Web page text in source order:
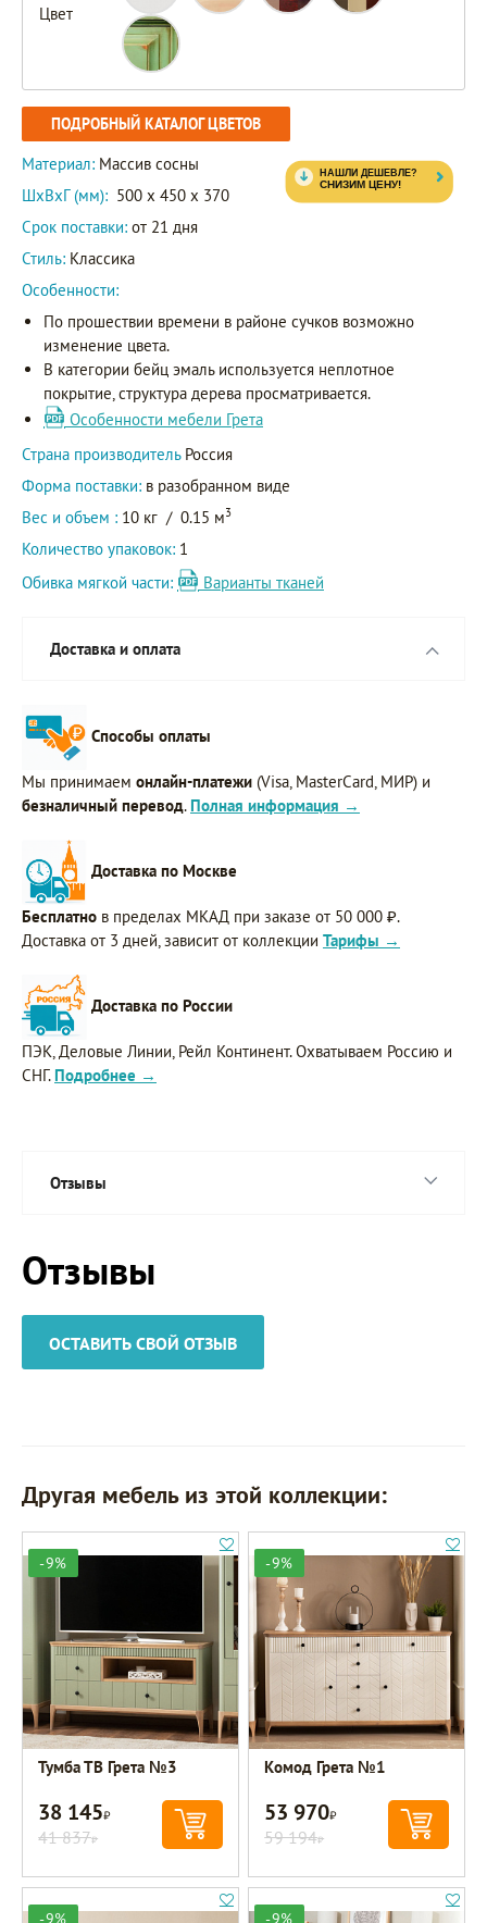
Цвет
ПОДРОБНЫЙ КАТАЛОГ ЦВЕТОВ
Материал: Массив сосны
ШxВxГ (мм): 500 x 450 x 370
Срок поставки: от 21 дня
Стиль: Классика
Особенности:
По прошествии времени в районе сучков возможно
изменение цвета.
В категории бейц эмаль используется неплотное
покрытие, структура дерева просматривается.
Особенности мебели Грета
Страна производитель Россия
Форма поставки: в разобранном виде
Вес и объем : 10 кг / 0.15 м3
Количество упаковок: 1
Обивка мягкой части:
Варианты тканей
Доставка и оплата
Способы оплаты
Мы принимаем онлайн-платежи (Visa, MasterCard, МИР) и
безналичный перевод. Полная информация →
Доставка по Москве
Бесплатно в пределах МКАД при заказе от 50 000 ₽.
Доставка от 3 дней, зависит от коллекции Тарифы →
Доставка по России
ПЭК, Деловые Линии, Рейл Континент. Охватываем Россию и
СНГ. Подробнее →
Отзывы
Отзывы
ОСТАВИТЬ СВОЙ ОТЗЫВ
Другая мебель из этой коллекции:
-9%
Тумба ТВ Грета №3
38 145Р
41 837Р
-9%
Комод Грета №1
53 970Р
59 194Р
-9% -9%